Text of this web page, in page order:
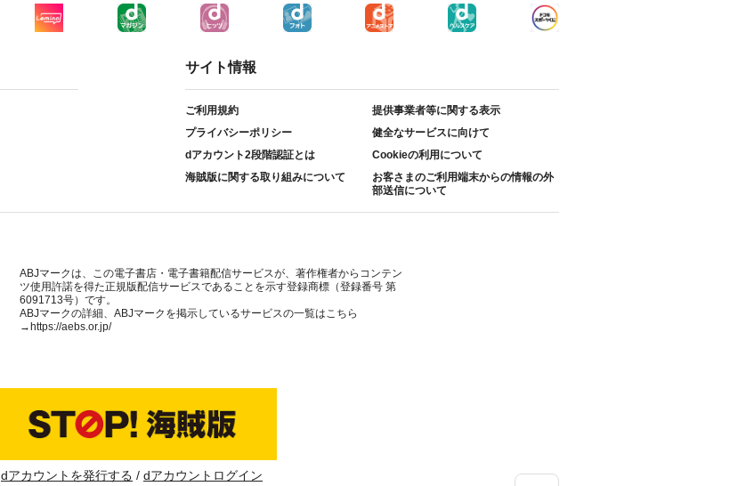
サイト情報
ご利用規約
提供事業者等に関する表示
プライバシーポリシー
健全なサービスに向けて
dアカウント2段階認証とは
Cookieの利用について
海賊版に関する取り組みについて
お客さまのご利用端末からの情報の外
部送信について
ABJマークは、この電子書店・電子書籍配信サービスが、著作権者からコンテン
ツ使用許諾を得た正規版配信サービスであることを示す登録商標（登録番号 第
6091713号）です。
ABJマークの詳細、ABJマークを掲示しているサービスの一覧はこちら
→https://aebs.or.jp/
dアカウントを発行する dアカウントログイン